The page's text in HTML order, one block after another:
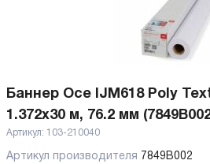
Баннер Oce IJM618 Poly
1.372x30 м, 76.2 мм
Артикул: 103-210040
Артикул производителя 7849B002